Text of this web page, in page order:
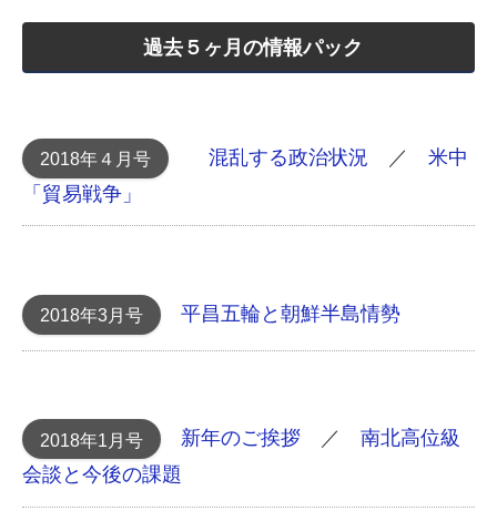
過去５ヶ月の情報パック
2018年４月号 混乱する政治状況 ／ 米中
「貿易戦争」
2018年3月号 平昌五輪と朝鮮半島情勢
2018年1月号 新年のご挨拶／ 南北高位級
会談と今後の課題